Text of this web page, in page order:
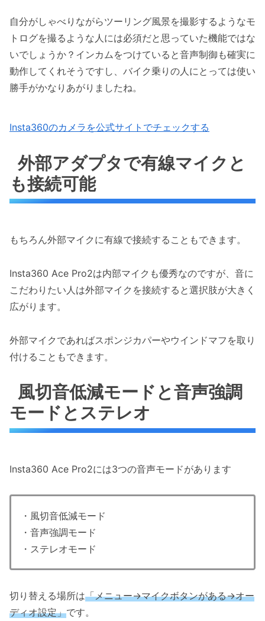
自分がしゃべりながらツーリング風景を撮影するようなモ
トログを撮るような人には必須だと思っていた機能ではな
いでしょうか？インカムをつけていると音声制御も確実に
動作してくれそうですし、バイク乗りの人にとっては使い
勝手がかなりあがりましたね。
Insta360のカメラを公式サイトでチェックする
外部アダプタで有線マイクと
も接続可能
もちろん外部マイクに有線で接続することもできます。
Insta360 Ace Pro2は内部マイクも優秀なのですが、音に
こだわりたい人は外部マイクを接続すると選択肢が大きく
広がります。
外部マイクであればスポンジカパーやウインドマフを取り
付けることもできます。
風切音低減モードと音声強調
モードとステレオ
Insta360 Ace Pro2には3つの音声モードがあります
・風切音低減モード
・音声強調モード
・ステレオモード
切り替える場所は「メニュー→マイクボタンがある→オー
ディオ設定」です。